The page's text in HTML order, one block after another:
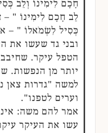
חָכָם לִימִינוֹ וְלֵב
לֵב חָכָם לִימִינוֹ "
כְּסִיל לִשְׂמֹאלוֹ " –
ובני גד שעשו את
הטפל עיקר.
יותר מן הנפשות.
למשה "גדרות צאן
וערים לטפנו".
אמר להם משה:
עשו את העיקר